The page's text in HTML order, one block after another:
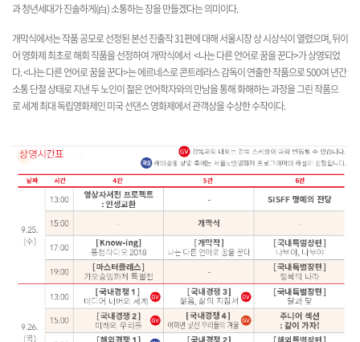
과 청년세대가 진솔하게(白) 소통하는 장을 만들겠다는 의미이다.
개막식에서는 작품 공모로 선정된 본선 진출작 31편에 대해 서울시장 상 시상식이 열렸으며,뒤이
어 영화제 최초로 해회 작품을 선정하여 개막식에서 <나는 다른 언어로 꿈을 꾼다>가 상영되었
다.<나는 다른 언어로 꿈을 꾼다>는 에르네스로 콘트레라스 감독이 연출한 작품으로 500여 년간
소통 단절 상태로지낸 두 노인이 젊은 언어학자와의 만남을 통해 화해하는 과정을 그린 작품으
로세계최대 독립영화제인 미국 선댄스 영화제에서 관객상을 수상한 수작이다.